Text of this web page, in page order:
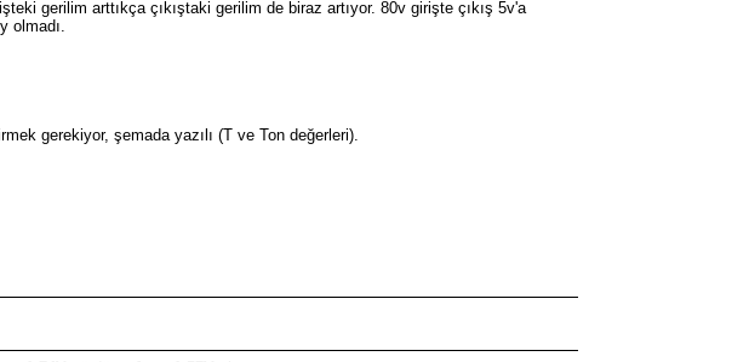
gerilim arttıkça çıkıştaki gerilim de biraz artıyor. 80v girişte çıkış 5v'a
olmadı.
gerekiyor, şemada yazılı (T ve Ton değerleri).